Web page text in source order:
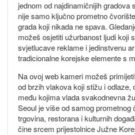
jednom od najdinamičnijih gradova
nije samo ključno prometno
grada koji nikada ne spava.
možeš osjetiti užurbanost ljudi koji
svjetlucave reklame i jedinstvenu
tradicionalne korejske elemente s
Na ovoj web kameri možeš
od brzih vlakova koji stižu i odlaze,
među kojima vlada svakodnevna
Seoul je više od samog prometnog
trgovina, restorana i kulturnih
čine srcem prijestolnice Južne